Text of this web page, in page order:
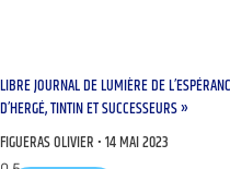
LIBRE JOURNAL DE LUMIÈRE DE
D’HERGÉ, TINTIN ET SUCCESSEURS »
FIGUERAS OLIVIER 14 MAI 2023